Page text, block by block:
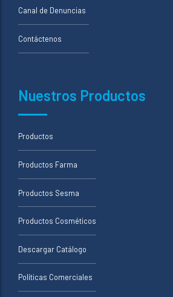
Canal de Denuncias
Contáctenos
Nuestros Productos
Productos
Productos Farma
Productos Sesma
Productos Cosméticos
Descargar Catálogo
Políticas Comerciales